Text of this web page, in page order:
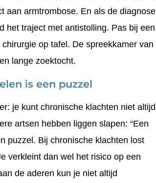
aan armtrombose. En als de diagnose
het traject met antistolling. Pas bij een
op tafel. De spreekkamer van
lange zoektocht.
is een puzzel
je kunt chronische klachten niet altijd
artsen hebben liggen slapen: “Een
puzzel. Bij chronische klachten lost
verkleint dan wel het risico op een
de aderen kun je niet altijd